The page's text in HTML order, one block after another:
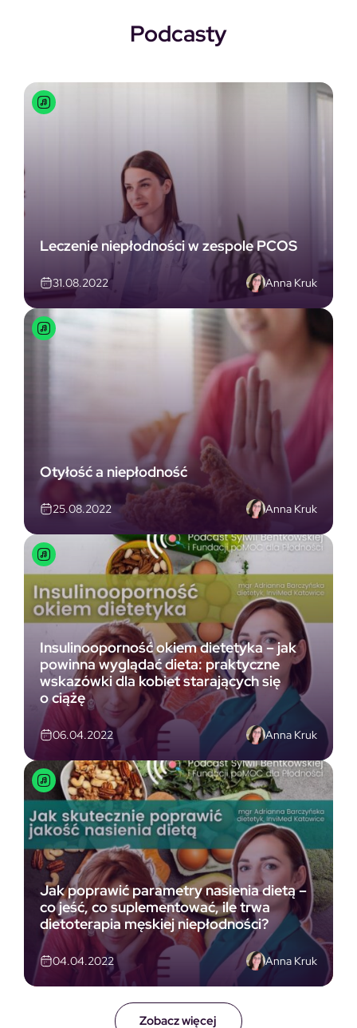
Podcasty
Zobacz więcej
Leczenie niepłodności w zespole PCOS
31.08.2022 Anna Kruk
Otyłość a niepłodność
25.08.2022 Anna Kruk
Insulinooporność okiem dietetyka – jak
powinna wyglądać dieta: praktyczne
wskazówki dla kobiet starających się
o ciążę
06.04.2022 Anna Kruk
Jak poprawić parametry nasienia dietą –
co jeść, co suplementować, ile trwa
dietoterapia męskiej niepłodności?
04.04.2022 Anna Kruk